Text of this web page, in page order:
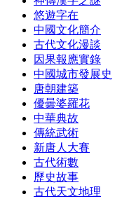
悠遊字在
中國文化簡介
古代文化漫談
因果報應實錄
中國城市發展史
唐朝建築
優曇婆羅花
中華典故
傳統武術
新唐人大賽
古代術數
歷史故事
古代天文地理